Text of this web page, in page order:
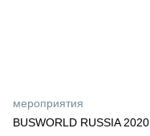
СПЕЦПРОЕКТЫ
мероприятия
BUSWORLD RUSSIA 2020